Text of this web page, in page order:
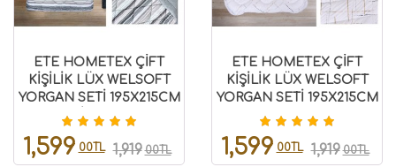
ETE HOMETEX ÇİFT
KİŞİLİK LÜX WELSOFT
YORGAN SETİ 195X215CM
TASEL GRİ 8696474231951
1,599 00TL 1,919 00TL
ETE HOMETEX ÇİFT
KİŞİLİK LÜX WELSOFT
YORGAN SETİ 195X215CM
YANSIMA BEJ
1,599 00TL 1,919 00TL